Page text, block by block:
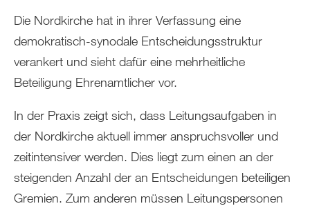
Die Nordkirche hat in ihrer Verfassung eine
demokratisch-synodale Entscheidungsstruktur
verankert und sieht dafür eine mehrheitliche
Beteiligung Ehrenamtlicher vor.
In der Praxis zeigt sich, dass Leitungsaufgaben in
der Nordkirche aktuell immer anspruchsvoller und
zeitintensiver werden. Dies liegt zum einen an der
steigenden Anzahl der an Entscheidungen beteiligen
Gremien. Zum anderen müssen Leitungspersonen